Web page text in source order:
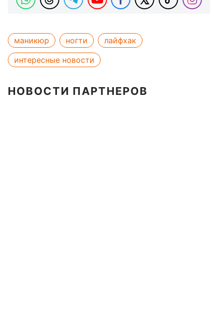
маникюр ногти
лайфхак
интересные новости
НОВОСТИ ПАРТНЕРОВ